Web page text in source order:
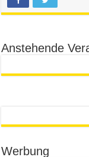
Anstehende
Werbung